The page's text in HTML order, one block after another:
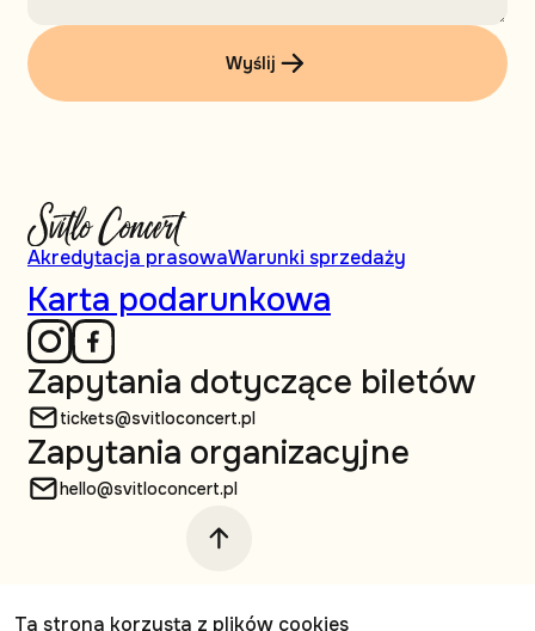
Wyślij
Akredytacja prasowaWarunki sprzedaży
Karta podarunkowa
Zapytania dotyczące biletów
tickets@svitloconcert.pl
Zapytania organizacyjne
hello@svitloconcert.pl
© Svitlo Сoncert, 2026 Wszelkie prawa
Ta strona korzysta z plików cookies